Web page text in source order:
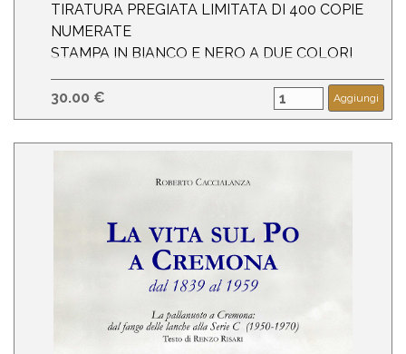
TIRATURA PREGIATA LIMITATA DI 400 COPIE
NUMERATE
STAMPA IN BIANCO E NERO A DUE COLORI
Prezzo di copertina: € 40
30.00 € Aggiungi